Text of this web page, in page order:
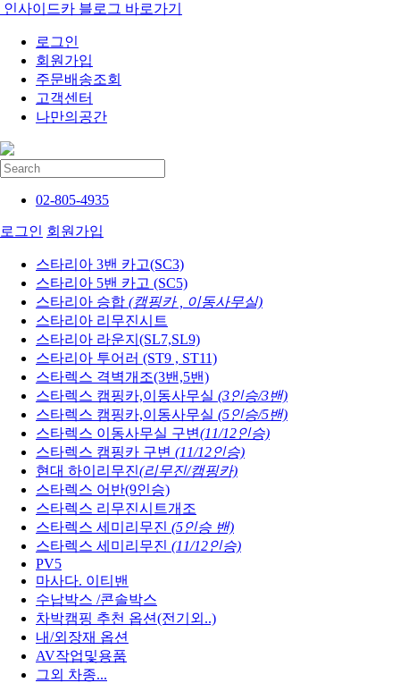
인사이드카 블로그 바로가기
로그인
회원가입
주문배송조회
고객센터
나만의공간
02-805-4935
로그인 회원가입
스타리아 3밴 카고(SC3)
스타리아 5밴 카고 (SC5)
스타리아 승합 (캠핑카 , 이동사무실)
스타리아 리무진시트
스타리아 라운지(SL7,SL9)
스타리아 투어러 (ST9 , ST11)
스타렉스 격벽개조(3밴,5밴)
스타렉스 캠핑카,이동사무실 (3인승/3밴)
스타렉스 캠핑카,이동사무실 (5인승/5밴)
스타렉스 이동사무실 구변(11/12인승)
스타렉스 캠핑카 구변 (11/12인승)
현대 하이리무진(리무진/캠핑카)
스타렉스 어반(9인승)
스타렉스 리무진시트개조
스타렉스 세미리무진 (5인승 밴)
스타렉스 세미리무진 (11/12인승)
PV5
마사다. 이티밴
수납박스 /콘솔박스
차박캠핑 추천 옵션(전기외..)
내/외장재 옵션
AV작업및용품
그외 차종...